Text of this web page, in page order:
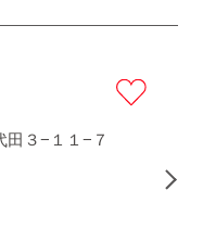
田３−１１−７